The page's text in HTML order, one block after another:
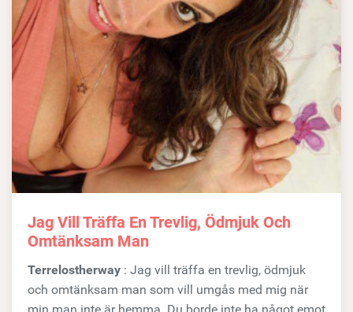
Jag Vill Träffa En Trevlig, Ödmjuk Och
Omtänksam Man
Terrelostherway : Jag vill träffa en trevlig, ödmjuk
och omtänksam man som vill umgås med mig när